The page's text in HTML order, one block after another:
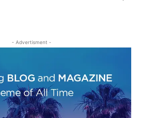
- Advertisment -